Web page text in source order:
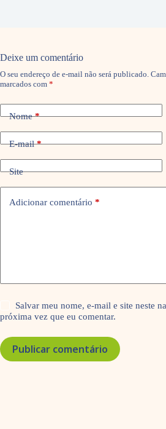
Deixe um comentário
O seu endereço de e-mail não será publicado.
marcados com *
Nome*
E-mail*
Site
Adicionar comentário *
Salvar meu nome, e-mail e site neste
próxima vez que eu comentar.
Publicar comentário